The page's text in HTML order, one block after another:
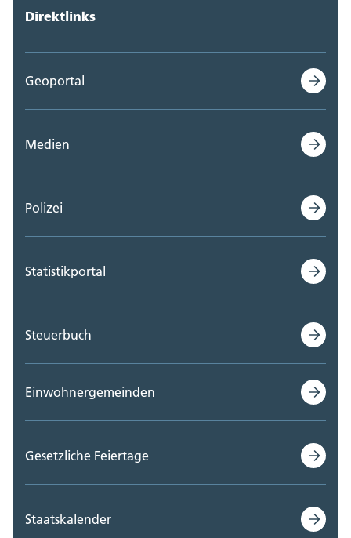
Direktlinks
Geoportal
Medien
Polizei
Statistikportal
Steuerbuch
Einwohnergemeinden
Gesetzliche Feiertage
Staatskalender